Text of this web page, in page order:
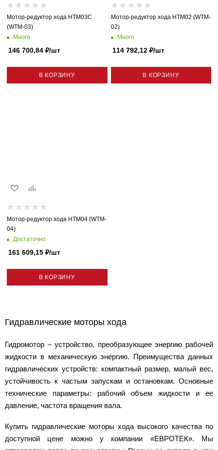
Мотор-редуктор хода HTM03C
(WTM-03)
Много
146 700,84 ₽/шт
В КОРЗИНУ
Мотор-редуктор хода HTM02 (WTM-
02)
Много
114 792,12₽/шт
В КОРЗИНУ
Мотор-редуктор хода HTM04 (WTM-
04)
Достаточно
161 609,15 ₽/шт
В КОРЗИНУ
Гидравлические моторы хода
Гидромотор – устройство, преобразующее энергию рабочей
жидкости в механическую энергию. Преимущества данных
гидравлических устройств: компактный размер, малый вес,
устойчивость к частым запускам и остановкам. Основные
технические параметры: рабочий объем жидкости и ее
давление, частота вращения вала.
Купить гидравлические моторы хода высокого качества по
доступной цене можно у компании «ЕВРОТЕК». Мы